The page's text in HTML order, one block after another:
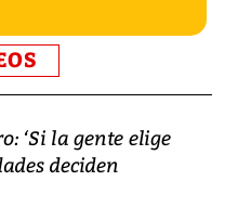
‘Si la gente elige
deciden